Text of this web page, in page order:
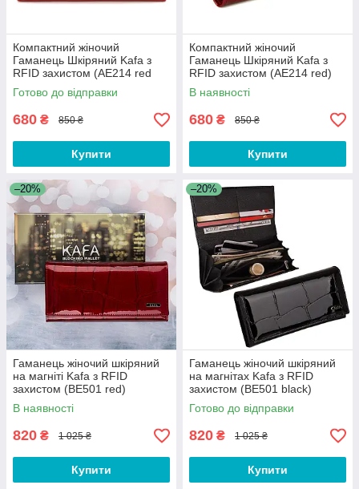
Компактний жіночий
Гаманець Шкіряний Kafa з
RFID захистом (AE214 red
mat)
Готово до відправки
680 ₴ 850 ₴
Купити
Компактний жіночий
Гаманець Шкіряний Kafa з
RFID захистом (AE214 red)
В наявності
680 ₴ 850 ₴
Купити
–20%
Гаманець жіночий шкіряний
на магніті Kafa з RFID
захистом (BE501 red)
В наявності
820 ₴ 1 025 ₴
Купити
–20%
Гаманець жіночий шкіряний
на магнітах Kafa з RFID
захистом (BE501 black)
Готово до відправки
820 ₴ 1 025 ₴
Купити